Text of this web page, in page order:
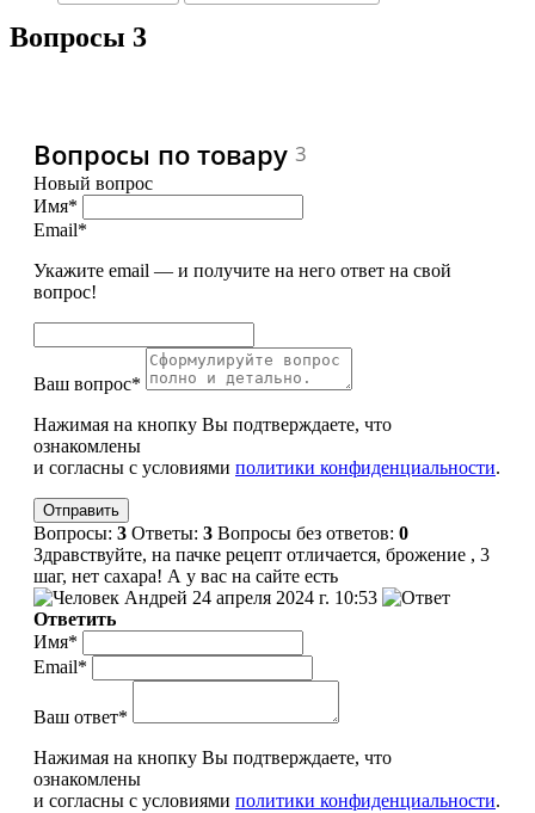
Вопросы 3
Вопросы по товару 3
Новый вопрос
Имя*
Email*
Укажите email — и получите на него ответ на свой
вопрос!
Ваш вопрос*
Нажимая на кнопку Вы подтверждаете, что
ознакомлены
и согласны с условиями политики конфиденциальности.
Вопросы: 3 Ответы: 3 Вопросы без ответов: 0
Здравствуйте, на пачке рецепт отличается, брожение , 3
шаг, нет сахара! А у вас на сайте есть
Андрей 24 апреля 2024 г. 10:53
Ответить
Имя*
Email*
Ваш ответ*
Нажимая на кнопку Вы подтверждаете, что
ознакомлены
и согласны с условиями политики конфиденциальности.